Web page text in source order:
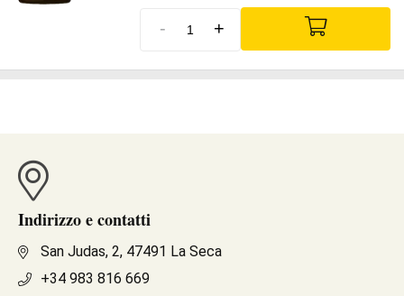
- +
Indirizzo e contatti
San Judas, 2, 47491 La Seca
+34 983 816 669